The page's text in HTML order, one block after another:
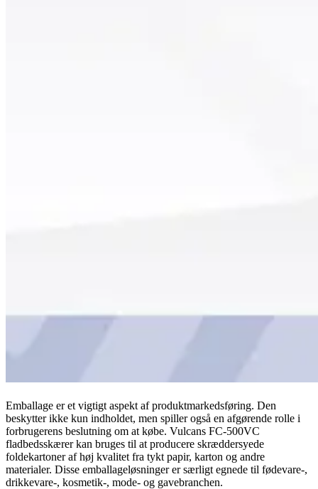
Emballage er et vigtigt aspekt af produktmarkedsføring. Den
beskytter ikke kun indholdet, men spiller også en afgørende rolle i
forbrugerens beslutning om at købe. Vulcans FC-500VC
fladbedsskærer kan bruges til at producere skræddersyede
foldekartoner af høj kvalitet fra tykt papir, karton og andre
materialer. Disse emballageløsninger er særligt egnede til fødevare-,
drikkevare-, kosmetik-, mode- og gavebranchen.